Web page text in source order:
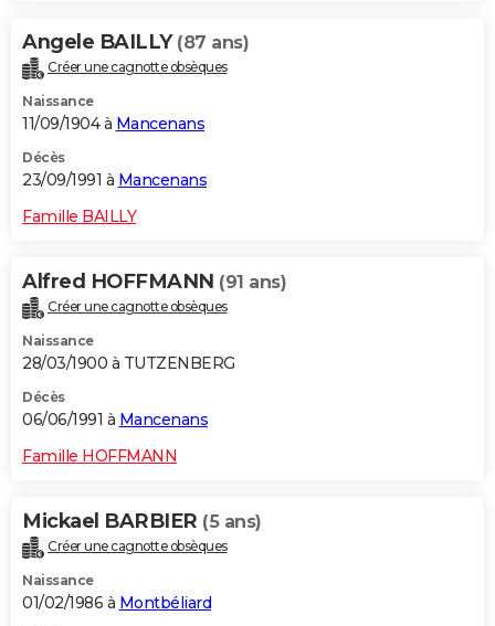
Angele BAILLY (87 ans)
Créer une cagnotte obsèques
Naissance
11/09/1904 à Mancenans
Décès
23/09/1991 à Mancenans
Famille BAILLY
Alfred HOFFMANN (91 ans)
Créer une cagnotte obsèques
Naissance
28/03/1900 à TUTZENBERG
Décès
06/06/1991 à Mancenans
Famille HOFFMANN
Mickael BARBIER (5 ans)
Créer une cagnotte obsèques
Naissance
01/02/1986 à Montbéliard